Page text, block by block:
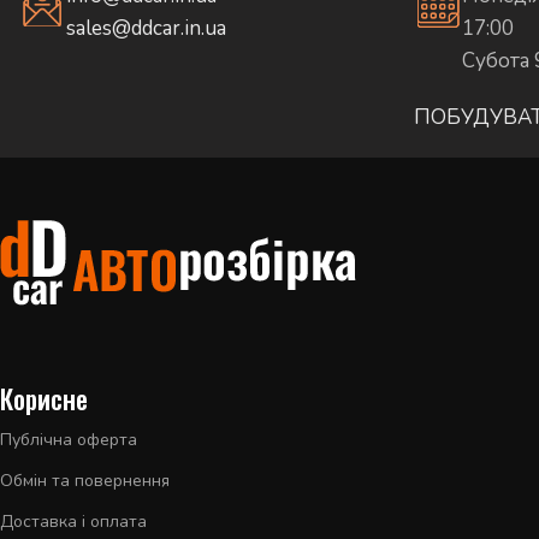
sales@ddcar.in.ua
17:00
Субота
Корисне
Публічна оферта
Обмін та повернення
Доставка і оплата